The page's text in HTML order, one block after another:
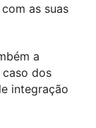
as suas
a
dos
integração